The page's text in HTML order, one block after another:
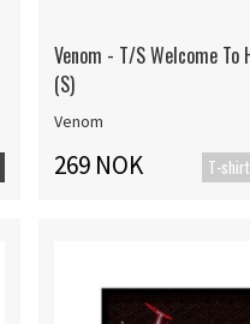
Venom - T/S Welcome To
(S)
Venom
269 NOK T-shirt